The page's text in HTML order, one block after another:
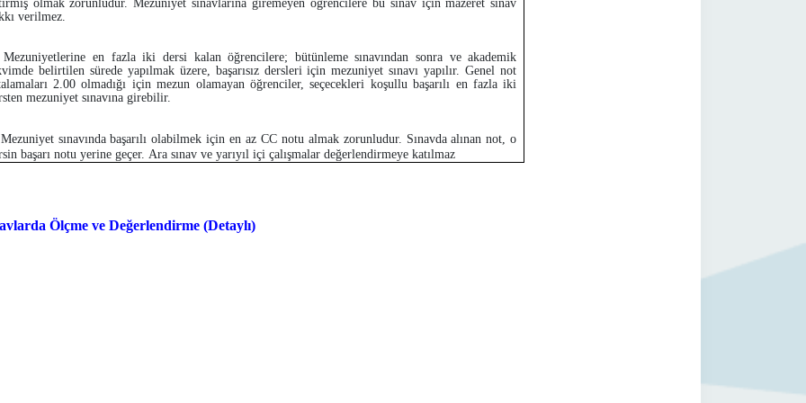
olmak zorunludur. Mezuniyet sınavlarına giremeyen öğrencilere bu sınav için mazeret sınav
verilmez.
en fazla iki dersi kalan öğrencilere; bütünleme sınavından sonra ve akademik
belirtilen sürede yapılmak üzere, başarısız dersleri için mezuniyet sınavı yapılır. Genel not
2.00 olmadığı için mezun olamayan öğrenciler, seçecekleri koşullu başarılı en fazla iki
mezuniyet sınavına girebilir.
sınavında başarılı olabilmek için en az CC notu almak zorunludur. Sınavda alınan not, o
başarı notu yerine geçer. Ara sınav ve yarıyıl içi çalışmalar değerlendirmeye katılmaz
Ölçme ve Değerlendirme (Detaylı)